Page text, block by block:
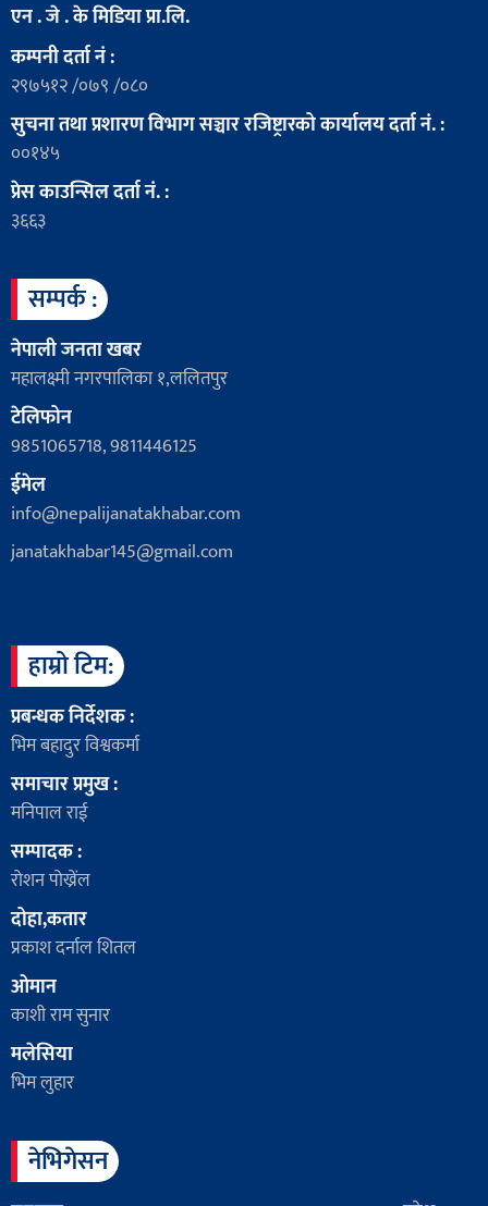
एन . जे . के मिडिया प्रा.लि.
कम्पनी दर्ता नं :
२९७५१२ /०७९ /०८०
सुचना तथा प्रशारण विभाग सञ्चार रजिष्ट्रारको कार्यालय दर्ता नं. :
००१४५
प्रेस काउन्सिल दर्ता नं. :
३६६३
सम्पर्क :
नेपाली जनता खबर
महालक्ष्मी नगरपालिका १,ललितपुर
टेलिफोन
9851065718, 9811446125
ईमेल
info@nepalijanatakhabar.com
janatakhabar145@gmail.com
हाम्रो टिम:
प्रबन्धक निर्देशक :
भिम बहादुर विश्वकर्मा
समाचार प्रमुख :
मनिपाल राई
सम्पादक :
रोशन पोख्रेंल
दोहा,कतार
प्रकाश दर्नाल शितल
ओमान
काशी राम सुनार
मलेसिया
भिम लुहार
नेभिगेसन